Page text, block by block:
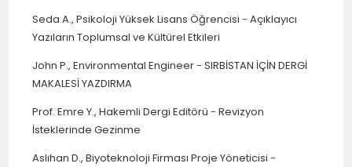
Seda A., Psikoloji Yüksek Lisans Öğrencisi -Açıklayıcı
Yazıların Toplumsal ve Kültürel Etkileri
John P., Environmental Engineer-SIRBİSTAN İÇİN DERGİ
MAKALESİ YAZDIRMA
Prof. Emre Y., Hakemli Dergi Editörü -Revizyon
İsteklerinde Gezinme
Aslıhan D., Biyoteknoloji Firması Proje Yöneticisi -